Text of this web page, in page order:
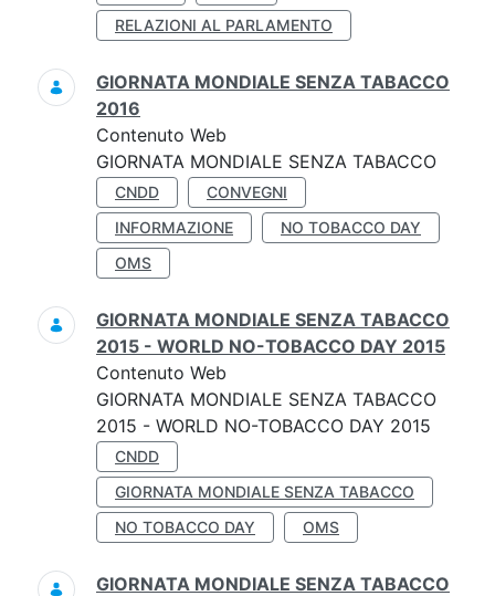
RELAZIONI AL PARLAMENTO
GIORNATA MONDIALE SENZA TABACCO
2016
Contenuto Web
GIORNATA MONDIALE SENZA TABACCO
CNDD
CONVEGNI
INFORMAZIONE
NO TOBACCO DAY
OMS
GIORNATA MONDIALE SENZA TABACCO
2015 - WORLD NO-TOBACCO DAY 2015
Contenuto Web
GIORNATA MONDIALE SENZA TABACCO
2015 - WORLD NO-TOBACCO DAY 2015
CNDD
GIORNATA MONDIALE SENZA TABACCO
NO TOBACCO DAY
OMS
GIORNATA MONDIALE SENZA TABACCO